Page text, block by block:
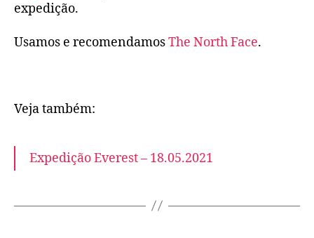
expedição.
Usamos e recomendamosThe North Face.
Veja também:
Expedição Everest – 18.05.2021